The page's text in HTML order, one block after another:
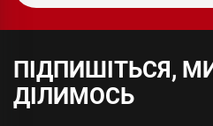
ПІДПИШІТЬСЯ,
ДІЛИМОСЬ